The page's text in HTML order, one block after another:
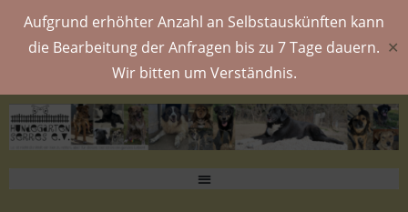
Aufgrund erhöhter Anzahl an Selbstauskünften kann
die Bearbeitung der Anfragen bis zu 7 Tage dauern.
Wir bitten um Verständnis.
✕